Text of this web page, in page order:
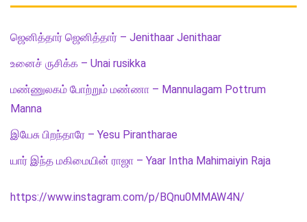
ஜெனித்தார் ஜெனித்தார் – Jenithaar Jenithaar
உனைச் ருசிக்க – Unai rusikka
மண்ணுலகம் போற்றும் மண்ணா – Mannulagam Pottrum
Manna
இயேசு பிறந்தாரே – Yesu Pirantharae
யார் இந்த மகிமையின் ராஜா – Yaar Intha Mahimaiyin Raja
https://www.instagram.com/p/BQnu0MMAW4N/